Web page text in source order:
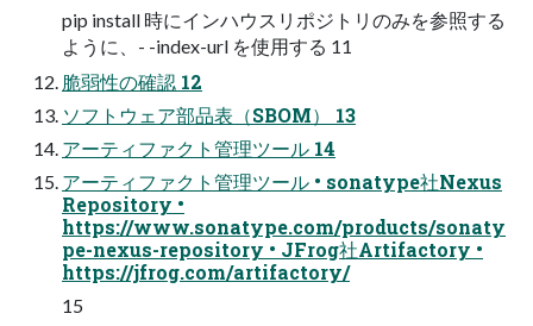
pip install 時にインハウスリポジトリのみを参照する
ように、- -index-url を使用する 11
脆弱性の確認 12
ソフトウェア部品表（SBOM） 13
アーティファクト管理ツール 14
アーティファクト管理ツール • sonatype社Nexus
Repository •
https://www.sonatype.com/products/sonaty
pe-nexus-repository • JFrog社Artifactory •
https://jfrog.com/artifactory/
15